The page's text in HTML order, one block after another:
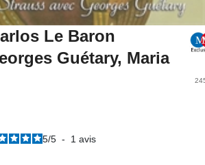
Le Baron
Guétary, Maria
5/5 - 1 avis